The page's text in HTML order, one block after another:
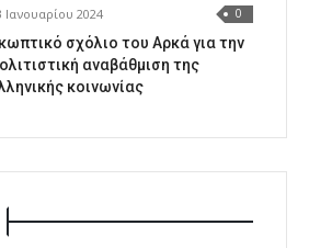
Ιανουαρίου 2024 0
σχόλιο του Αρκά για την
αναβάθμιση της
κοινωνίας